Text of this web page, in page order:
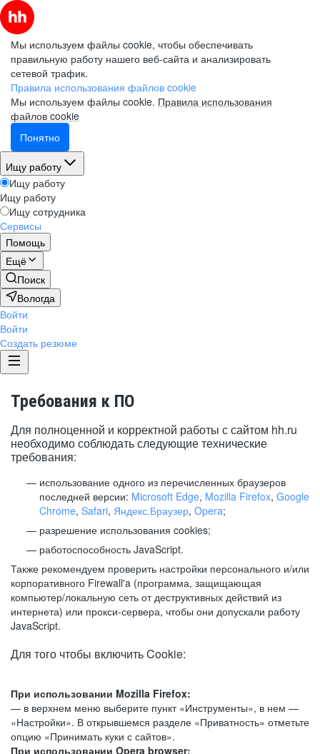
Мы используем файлы cookie, чтобы обеспечивать
правильную работу нашего веб-сайта и анализировать
сетевой трафик.
Правила использования файлов cookie
Мы используем файлы cookie. Правила использования
файлов cookie
Понятно
Ищу работу
Ищу работу
Ищу работу
Ищу сотрудника
Сервисы
Помощь
Ещё
Поиск
Вологда
Войти
Войти
Создать резюме
Требования к ПО
Для полноценной и корректной работы с сайтом hh.ru
необходимо соблюдать следующие технические
требования:
использование одного из перечисленных браузеров
последней версии: Microsoft Edge, Mozilla Firefox, Google
Chrome, Safari, Яндекс.Браузер, Opera;
разрешение использования cookies;
работоспособность JavaScript.
Также рекомендуем проверить настройки персонального и/или
корпоративного Firewall'a (программа, защищающая
компьютер/локальную сеть от деструктивных действий из
интернета) или прокси-сервера, чтобы они допускали работу
JavaScript.
Для того чтобы включить Cookie:
При использовании Mozilla Firefox:
— в верхнем меню выберите пункт «Инструменты», в нем —
«Настройки». В открывшемся разделе «Приватность» отметьте
опцию «Принимать куки с сайтов».
При использовании Opera browser: